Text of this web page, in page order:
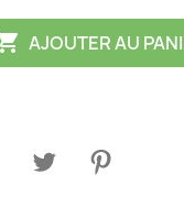
AJOUTER AU